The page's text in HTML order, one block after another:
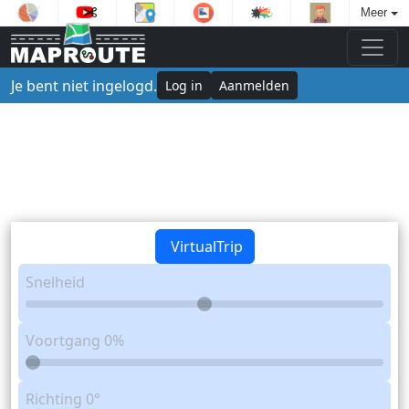
Meer
Je bent niet ingelogd. Log in Aanmelden
VirtualTrip
Snelheid
Voortgang 0%
Richting 0°